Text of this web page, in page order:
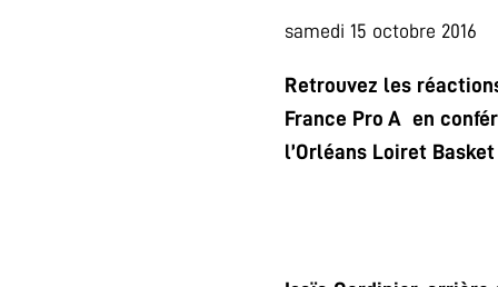
samedi 15 octobre 2016
Retrouvez les
France Pro A en
l’Orléans Loiret Basket